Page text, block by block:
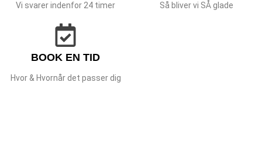
Vi svarer indenfor 24 timer Så bliver vi SÅ glade
BOOK EN TID
Hvor & Hvornår det passer dig